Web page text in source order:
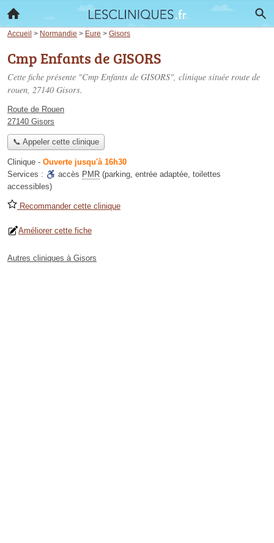
Accueil > Normandie > Eure > Gisors
Cmp Enfants de GISORS
Cette fiche présente "Cmp Enfants de GISORS", clinique située route de
rouen, 27140 Gisors.
Route de Rouen
27140 Gisors
📞 Appeler cette clinique
Clinique - Ouverte jusqu'à 16h30
Services :
accès PMR (parking, entrée adaptée, toilettes
accessibles)
Recommander cette clinique
Améliorer cette fiche
Autres cliniques à Gisors